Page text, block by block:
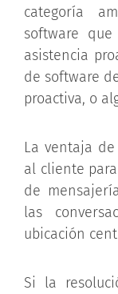
categoría
software
asistencia
de software
proactiva, o
La ventaja
al cliente
de
las
ubicación
Si la